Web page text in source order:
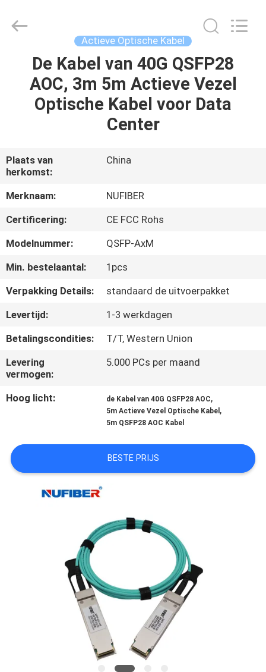
HUIS
PRODUCTEN
ONS
FABRIEKSREIS
KWALITEITSCONTROLE
CONTACTEER
ONS
NIEUWS
VERZOEK
OM
EEN
SITEMAP
Rights
Actieve Optische Kabel
De Kabel van 40G QSFP28
AOC, 3m 5m Actieve Vezel
Optische Kabel voor Data
Center
Plaats van
herkomst:
China
Merknaam:
NUFIBER
Certificering:
CE FCC Rohs
Modelnummer:
QSFP-AxM
Min. bestelaantal:
1pcs
Verpakking Details:
standaard de uitvoerpakket
Levertijd:
1-3 werkdagen
Betalingscondities:
T/T, Western Union
Levering
vermogen:
5.000 PCs per maand
Hoog licht: de Kabel van 40G QSFP28 AOC,
5m Actieve Vezel Optische Kabel ,
5m QSFP28 AOC Kabel
BESTE PRIJS